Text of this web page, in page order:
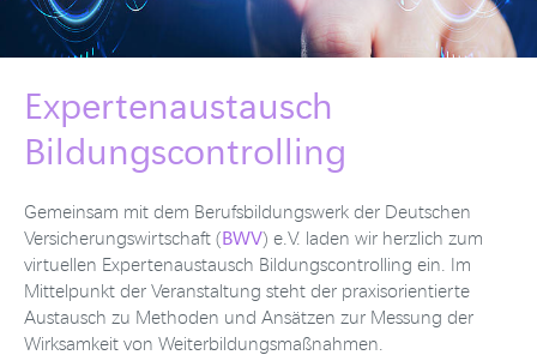
Expertenaustausch
Bildungscontrolling
Gemeinsam mit dem Berufsbildungswerk der Deutschen
Versicherungswirtschaft (BWV) e.V. laden wir herzlich zum
virtuellen Expertenaustausch Bildungscontrolling ein. Im
Mittelpunkt der Veranstaltung steht der praxisorientierte
Austausch zu Methoden und Ansätzen zur Messung der
Wirksamkeit von Weiterbildungsmaßnahmen.